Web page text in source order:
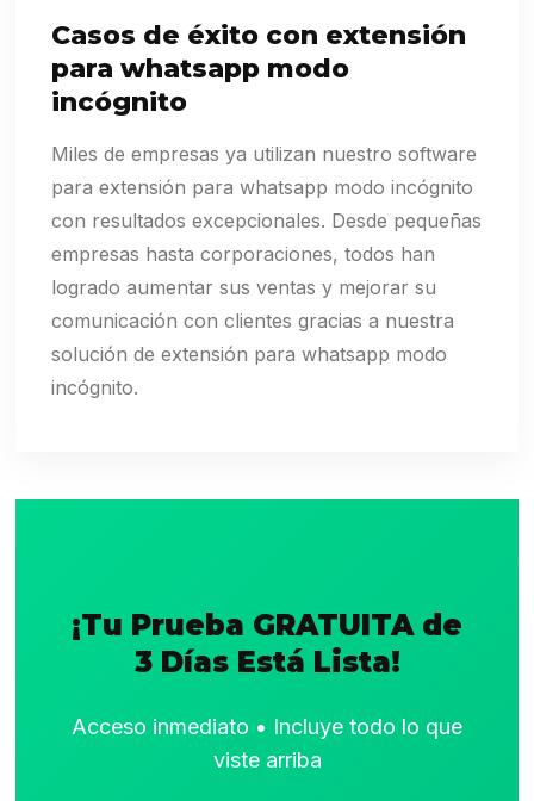
Casos de éxito con extensión
para whatsapp modo
incógnito
Miles de empresas ya utilizan nuestro software
para extensión para whatsapp modo incógnito
con resultados excepcionales. Desde pequeñas
empresas hasta corporaciones, todos han
logrado aumentar sus ventas y mejorar su
comunicación con clientes gracias a nuestra
solución de extensión para whatsapp modo
incógnito.
¡Tu Prueba GRATUITA de
3 Días Está Lista!
Acceso inmediato • Incluye todo lo que
viste arriba